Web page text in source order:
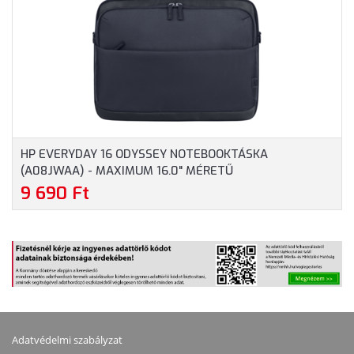
HP EVERYDAY 16 ODYSSEY NOTEBOOKTÁSKA
(A08JWAA) - MAXIMUM 16.0" MÉRETŰ
NOTEBOOKOKHOZ - SZÜRKE SZÍNBEN
9 690 Ft
Adatvédelmi szabályzat